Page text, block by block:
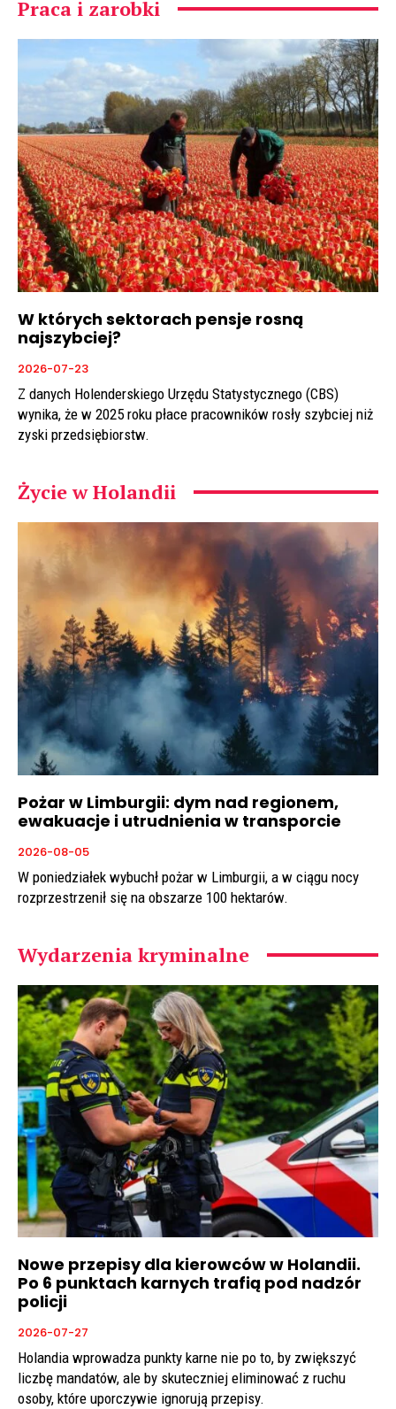
Praca i zarobki
W których sektorach pensje rosną
najszybciej?
2026-07-23
Z danych Holenderskiego Urzędu Statystycznego (CBS)
wynika, że w 2025 roku płace pracowników rosły szybciej niż
zyski przedsiębiorstw.
Życie w Holandii
Pożar w Limburgii: dym nad regionem,
ewakuacje i utrudnienia w transporcie
2026-08-05
W poniedziałek wybuchł pożar w Limburgii, a w ciągu nocy
rozprzestrzenił się na obszarze 100 hektarów.
Wydarzenia kryminalne
Nowe przepisy dla kierowców w Holandii.
Po 6 punktach karnych trafią pod nadzór
policji
2026-07-27
Holandia wprowadza punkty karne nie po to, by zwiększyć
liczbę mandatów, ale by skuteczniej eliminować z ruchu
osoby, które uporczywie ignorują przepisy.